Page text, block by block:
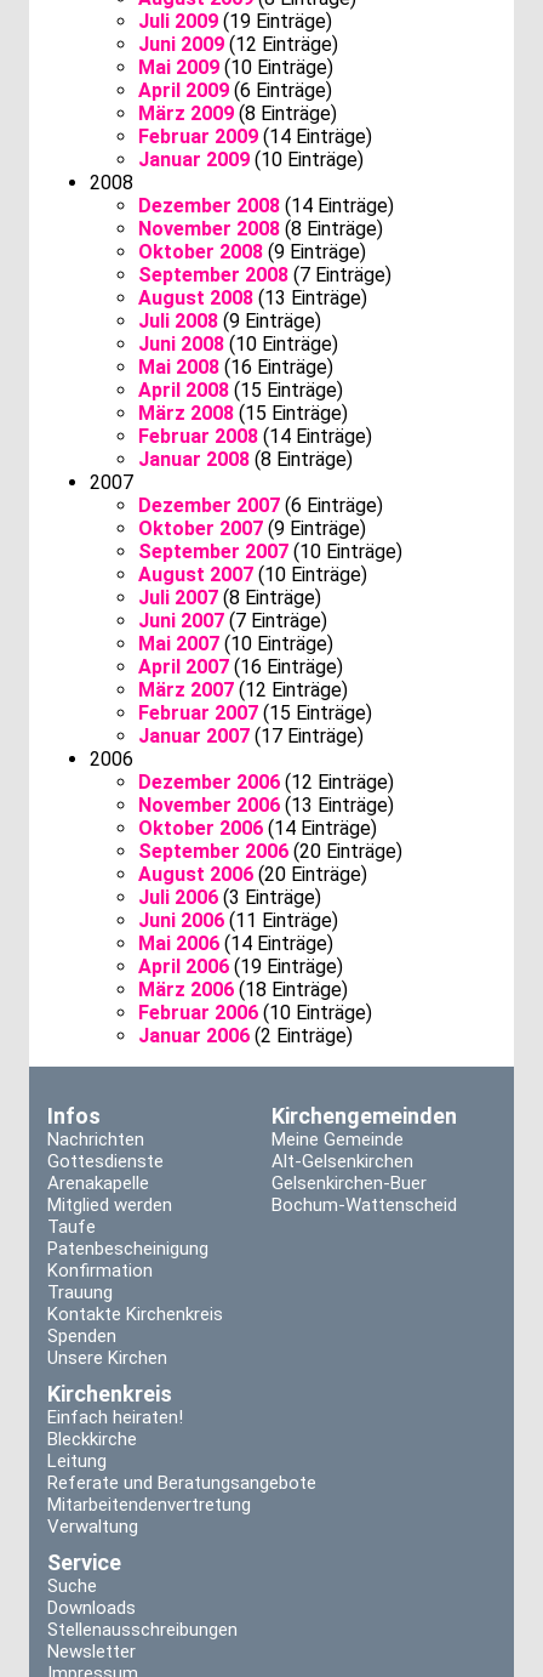
Juli 2009 (19 Einträge)
Juni 2009 (12 Einträge)
Mai 2009 (10 Einträge)
April 2009 (6 Einträge)
März 2009 (8 Einträge)
Februar 2009 (14 Einträge)
Januar 2009 (10 Einträge)
2008
Dezember 2008 (14 Einträge)
November 2008 (8 Einträge)
Oktober 2008 (9 Einträge)
September 2008 (7 Einträge)
August 2008 (13 Einträge)
Juli 2008 (9 Einträge)
Juni 2008 (10 Einträge)
Mai 2008 (16 Einträge)
April 2008 (15 Einträge)
März 2008 (15 Einträge)
Februar 2008 (14 Einträge)
Januar 2008 (8 Einträge)
2007
Dezember 2007 (6 Einträge)
Oktober 2007 (9 Einträge)
September 2007 (10 Einträge)
August 2007 (10 Einträge)
Juli 2007 (8 Einträge)
Juni 2007 (7 Einträge)
Mai 2007 (10 Einträge)
April 2007 (16 Einträge)
März 2007 (12 Einträge)
Februar 2007 (15 Einträge)
Januar 2007 (17 Einträge)
2006
Dezember 2006 (12 Einträge)
November 2006 (13 Einträge)
Oktober 2006 (14 Einträge)
September 2006 (20 Einträge)
August 2006 (20 Einträge)
Juli 2006 (3 Einträge)
Juni 2006 (11 Einträge)
Mai 2006 (14 Einträge)
April 2006 (19 Einträge)
März 2006 (18 Einträge)
Februar 2006 (10 Einträge)
Januar 2006 (2 Einträge)
Infos
Nachrichten
Gottesdienste
Arenakapelle
Mitglied werden
Taufe
Patenbescheinigung
Konfirmation
Trauung
Kontakte Kirchenkreis
Spenden
Unsere Kirchen
Kirchengemeinden
Meine Gemeinde
Alt-Gelsenkirchen
Gelsenkirchen-Buer
Bochum-Wattenscheid
Kirchenkreis
Einfach heiraten!
Bleckkirche
Leitung
Referate und Beratungsangebote
Mitarbeitendenvertretung
Verwaltung
Service
Suche
Downloads
Stellenausschreibungen
Newsletter